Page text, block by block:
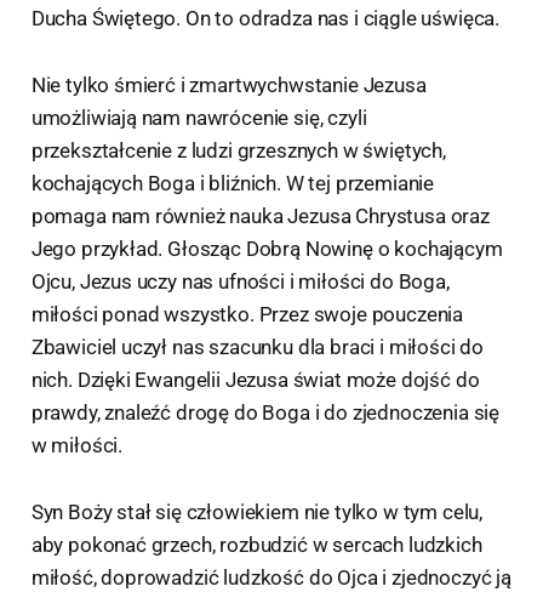
Ducha Świętego. On to odradza nas i ciągle uświęca.
Nie tylko śmierć i zmartwychwstanie Jezusa
umożliwiają nam nawrócenie się, czyli
przekształcenie z ludzi grzesznych w świętych,
kochających Boga i bliźnich. W tej przemianie
pomaga nam również nauka Jezusa Chrystusa oraz
Jego przykład. Głosząc Dobrą Nowinę o kochającym
Ojcu, Jezus uczy nas ufności i miłości do Boga,
miłości ponad wszystko. Przez swoje pouczenia
Zbawiciel uczył nas szacunku dla braci i miłości do
nich. Dzięki Ewangelii Jezusa świat może dojść do
prawdy, znaleźć drogę do Boga i do zjednoczenia się
w miłości.
Syn Boży stał się człowiekiem nie tylko w tym celu,
aby pokonać grzech, rozbudzić w sercach ludzkich
miłość, doprowadzić ludzkość do Ojca i zjednoczyć ją